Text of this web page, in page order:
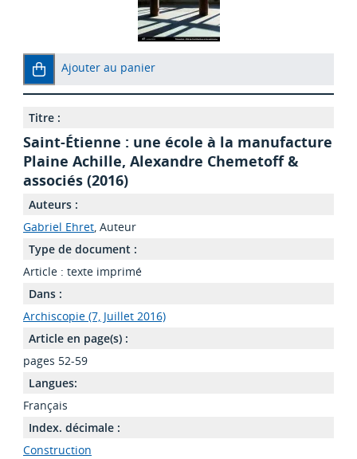
Ajouter au panier
Titre :
Saint-Étienne : une école à la manufacture
Plaine Achille, Alexandre Chemetoff &
associés (2016)
Auteurs :
Gabriel Ehret, Auteur
Type de document :
Article : texte imprimé
Dans :
Archiscopie (7, Juillet 2016)
Article en page(s) :
pages 52-59
Langues:
Français
Index. décimale :
Construction